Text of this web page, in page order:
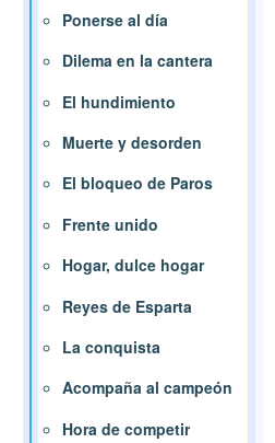
Ponerse al día
Dilema en la cantera
El hundimiento
Muerte y desorden
El bloqueo de Paros
Frente unido
Hogar, dulce hogar
Reyes de Esparta
La conquista
Acompaña al campeón
Hora de competir